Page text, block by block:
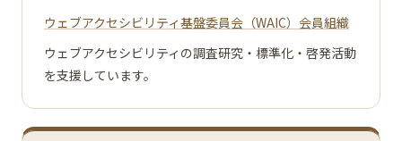
ウェブアクセシビリティ基盤委員会（WAIC）会員組織
ウェブアクセシビリティの調査研究・標準化・啓発活動
を支援しています。